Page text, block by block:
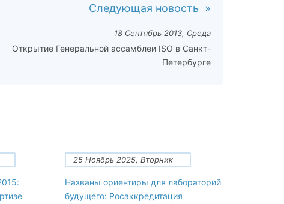
Следующая новость
18 Сентябрь 2013, Среда
Открытие Генеральной ассамблеи ISO в Санкт-
Петербурге
25 Ноябрь 2025, Вторник
Названы ориентиры для лабораторий
будущего: Росаккредитация